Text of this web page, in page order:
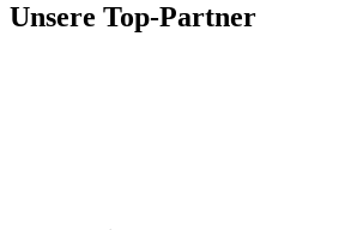
Unsere Top-Partner